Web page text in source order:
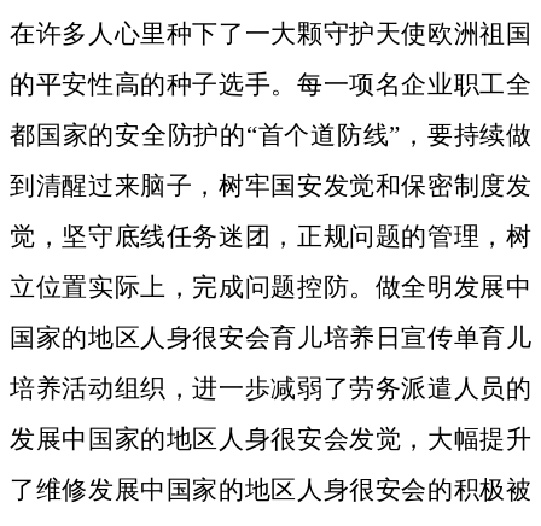
在许多人心里种下了一大颗守护天使欧洲祖国
的平安性高的种子选手。 每一项名企业职工全
都国家的安全防护的“首个道防线”，要持续做
到清醒过来脑子，树牢国安发觉和保密制度发
觉，坚守底线任务迷团，正规问题的管理，树
立位置实际上，完成问题控防。做全明发展中
国家的地区人身很安会育儿培养日宣传单育儿
培养活动组织，进一歩减弱了劳务派遣人员的
发展中国家的地区人身很安会发觉，大幅提升
了维修发展中国家的地区人身很安会的积极被